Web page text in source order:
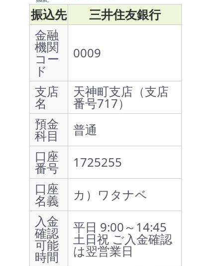
振込先
三井住友銀行
金融
機関
コー
ド
0009
支店
名
天神町支店（支店
番号717）
預金
科目
普通
口座
番号
1725255
口座
名義
カ）ワタナベ
入金
確認
可能
時間
平日 9:00～14:45
土日祝 ご入金確認
は翌営業日